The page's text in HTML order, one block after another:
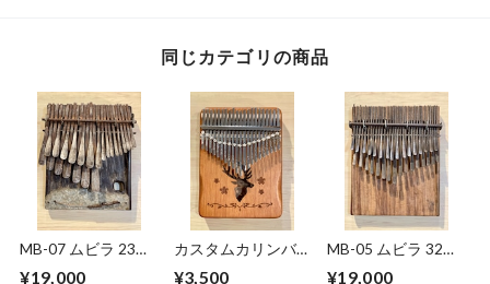
同じカテゴリの商品
MB-07 ムビラ 23鍵
¥19,000
カスタムカリンバ
¥3,500
MB-05 ムビラ 32鍵
¥19,000